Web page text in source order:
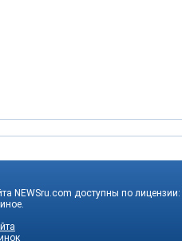
NEWSru.com доступны по лицензии: